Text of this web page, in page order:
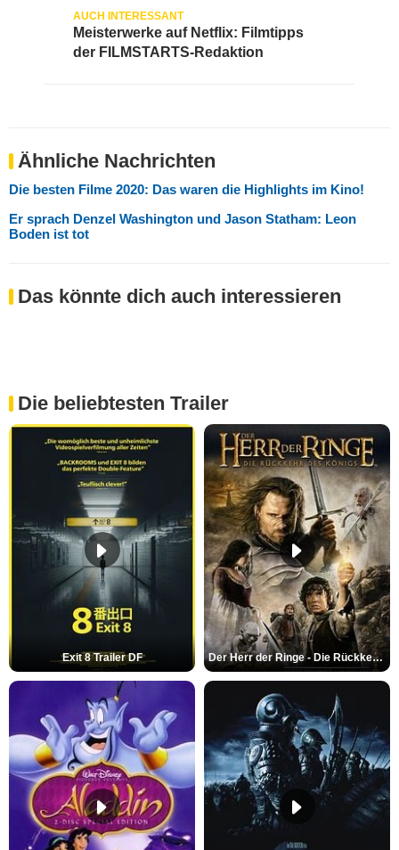
Meisterwerke auf Netflix: Filmtipps
der FILMSTARTS-Redaktion
Ähnliche Nachrichten
Die besten Filme 2020: Das waren die Highlights im Kino!
Er sprach Denzel Washington und Jason Statham: Leon
Boden ist tot
Das könnte dich auch interessieren
Die beliebtesten Trailer
Exit 8 Trailer DF Der Herr der Ringe - Die Rückkehr des Königs Trailer OV